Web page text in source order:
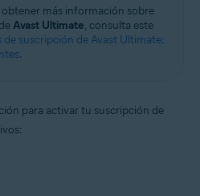
obtener más información sobre
Avast Ultimate, consulta este
de suscripción de Avast Ultimate:
.
para activar tu suscripción de